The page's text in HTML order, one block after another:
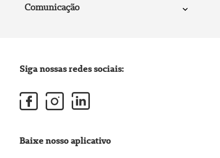
Comunicação
Siga nossas redes sociais:
Baixe nosso aplicativo